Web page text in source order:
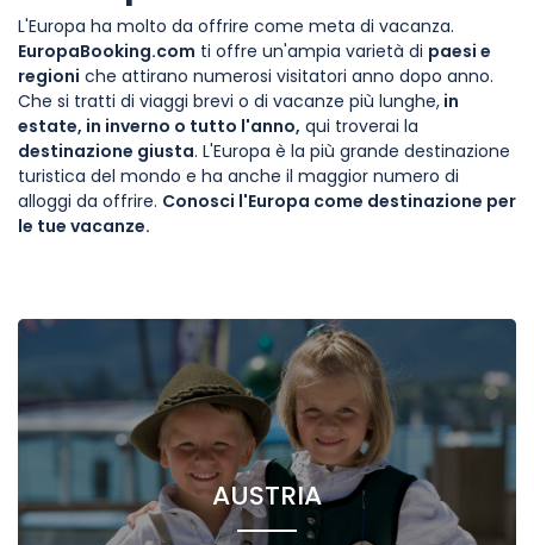
L'Europa ha molto da offrire come meta di vacanza.
EuropaBooking.com ti offre un'ampia varietà di paesi e
regioni che attirano numerosi visitatori anno dopo anno.
Che si tratti di viaggi brevi o di vacanze più lunghe, in
estate, in inverno o tutto l'anno, qui troverai la
destinazione giusta. L'Europa è la più grande destinazione
turistica del mondo e ha anche il maggior numero di
alloggi da offrire. Conosci l'Europa come destinazione per
le tue vacanze.
AUSTRIA